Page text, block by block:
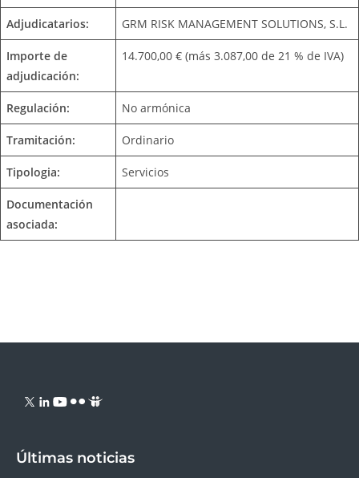
Adjudicatarios: GRM RISK MANAGEMENT SOLUTIONS, S.L.
Importe de
adjudicación:
14.700,00 € (más 3.087,00 de 21 % de IVA)
Regulación: No armónica
Tramitación: Ordinario
Tipologia: Servicios
Documentación
asociada:
Últimas noticias